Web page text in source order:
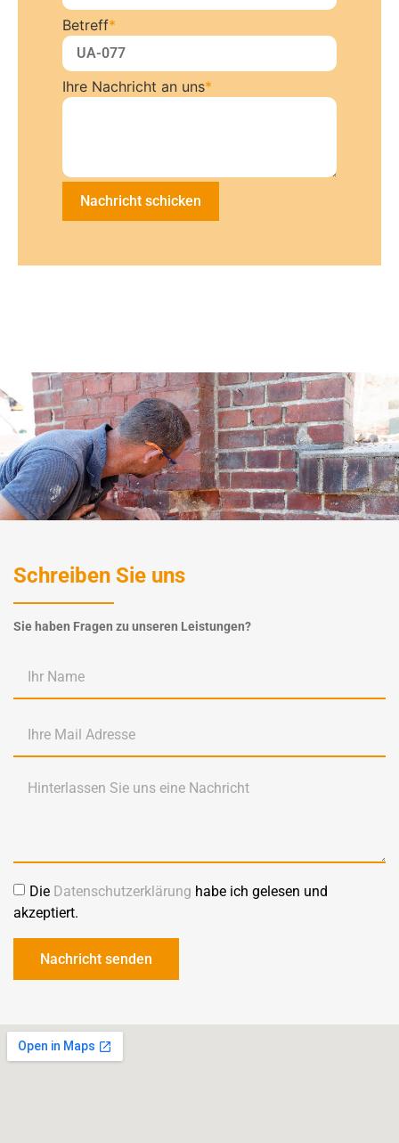
Betreff*
Ihre Nachricht an uns*
Nachricht schicken
Schreiben Sie uns
Sie haben Fragen zu unseren Leistungen?
Die Datenschutzerklärung habe ich gelesen und
akzeptiert.
Nachricht senden